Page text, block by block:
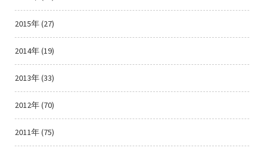
2015年 (27)
2014年 (19)
2013年 (33)
2012年 (70)
2011年 (75)